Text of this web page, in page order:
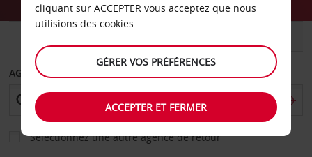
AGENCE DE DÉPART
Sélectionnez une autre agence de retour
cliquant sur ACCEPTER vous acceptez que nous
utilisions des cookies.
GÉRER VOS PRÉFÉRENCES
ACCEPTER ET FERMER